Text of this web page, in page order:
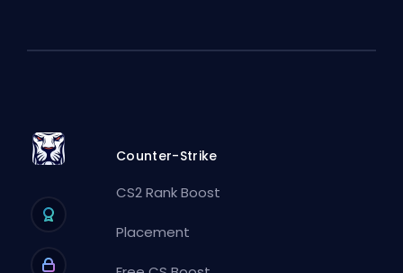
Counter-Strike
CS2 Rank Boost
Placement